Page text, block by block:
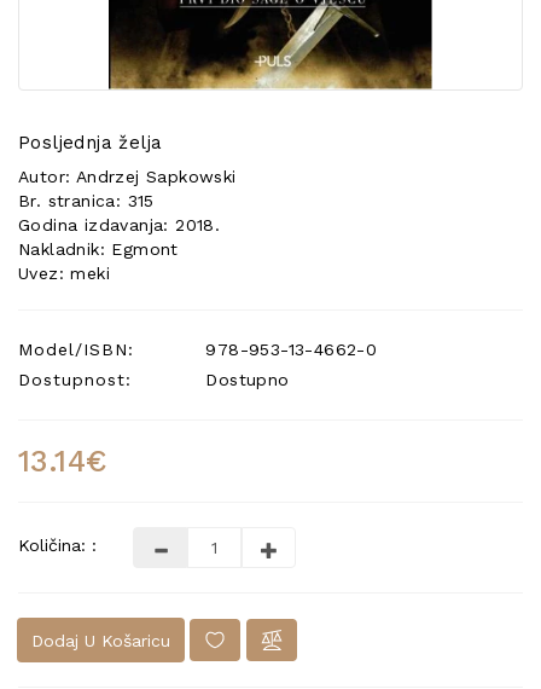
Posljednja želja
Autor: Andrzej Sapkowski
Br. stranica: 315
Godina izdavanja: 2018.
Nakladnik: Egmont
Uvez: meki
Model/ISBN:
978-953-13-4662-0
Dostupnost:
Dostupno
13.14€
Količina: :
Dodaj U Košaricu